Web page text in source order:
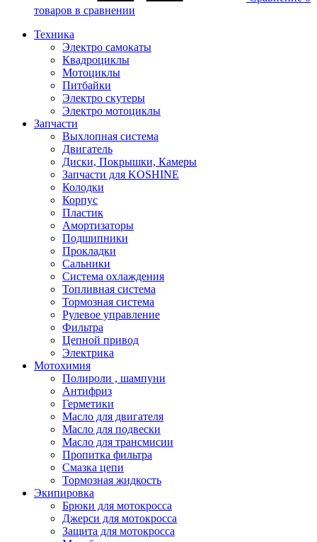
товаров в сравнении
Техника
Электро самокаты
Квадроциклы
Мотоциклы
Питбайки
Электро скутеры
Электро мотоциклы
Запчасти
Выхлопная система
Двигатель
Диски, Покрышки, Камеры
Запчасти для KOSHINE
Колодки
Корпус
Пластик
Амортизаторы
Подшипники
Прокладки
Сальники
Система охлаждения
Топливная система
Тормозная система
Рулевое управление
Фильтра
Цепной привод
Электрика
Мотохимия
Полироли , шампуни
Антифриз
Герметики
Масло для двигателя
Масло для подвески
Масло для трансмисии
Пропитка фильтра
Смазка цепи
Тормозная жидкость
Экипировка
Брюки для мотокросса
Джерси для мотокросса
Защита для мотокросса